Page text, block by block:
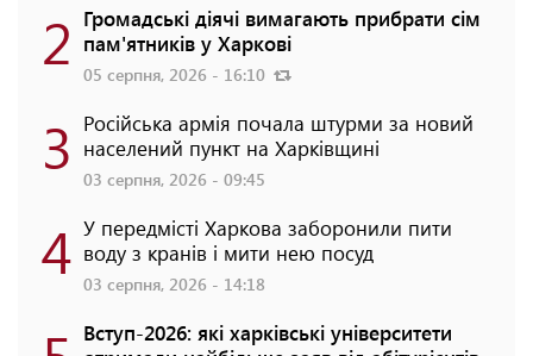
2 Громадські діячі вимагають прибрати сім
пам'ятників у Харкові
05 серпня, 2026 - 16:10
3 Російська армія почала штурми за новий
населений пункт на Харківщині
03 серпня, 2026 - 09:45
4 У передмісті Харкова заборонили пити
воду з кранів і мити нею посуд
03 серпня, 2026 - 14:18
Вступ-2026: які харківські університети